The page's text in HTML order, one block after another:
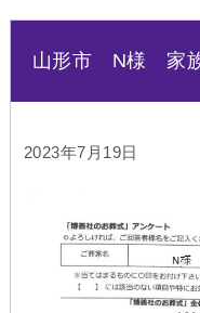
山形市 N様 家
2023年7月19日